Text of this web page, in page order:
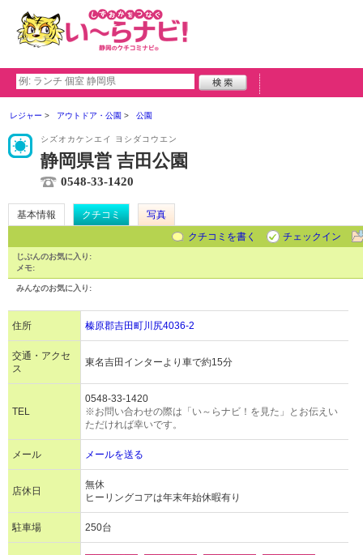
レジャー アウトドア・公園 公園
シズオカケンエイ ヨシダコウエン
静岡県営 吉田公園
0548-33-1420
基本情報 クチコミ
写真
クチコミを書く
チェックイン
じぶんのお気に入り:
メモ:
みんなのお気に入り:
住所 榛原郡吉田町川尻4036-2
交通・アクセ
ス
東名吉田インターより車で約15分
TEL
0548-33-1420
※お問い合わせの際は「い～らナビ！を見た」とお伝えい
ただければ幸いです。
メール メールを送る
店休日
無休
ヒーリングコアは年末年始休暇有り
駐車場 250台